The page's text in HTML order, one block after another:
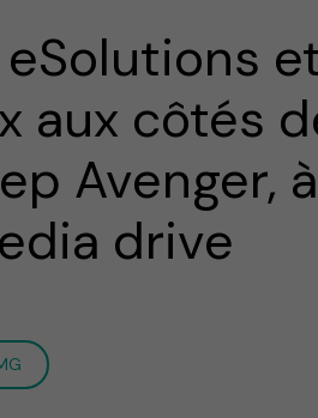
aux côtés
Avenger, à
drive